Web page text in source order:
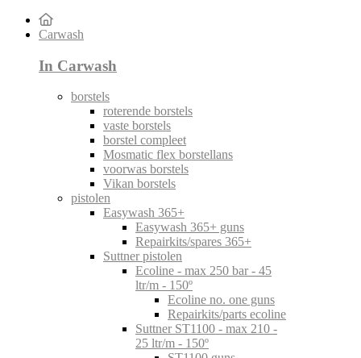
Carwash
In Carwash
borstels
roterende borstels
vaste borstels
borstel compleet
Mosmatic flex borstellans
voorwas borstels
Vikan borstels
pistolen
Easywash 365+
Easywash 365+ guns
Repairkits/spares 365+
Suttner pistolen
Ecoline - max 250 bar - 45
ltr/m - 150º
Ecoline no. one guns
Repairkits/parts ecoline
Suttner ST1100 - max 210 -
25 ltr/m - 150º